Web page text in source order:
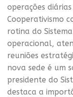
operações
Cooperativismo
rotina do
operacional,
reuniões
nova sede é um
presidente do
destaca a